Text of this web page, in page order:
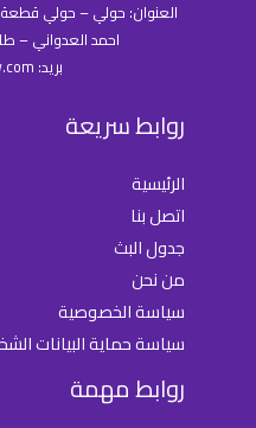
احمد العدواني – طابق 4 – مكتب
بريد: info@bensportkw.com
روابط سريعة
الرئيسية
اتصل بنا
جدول البث
من نحن
سياسة الخصوصية
سياسة حماية البيانات
روابط مهمة